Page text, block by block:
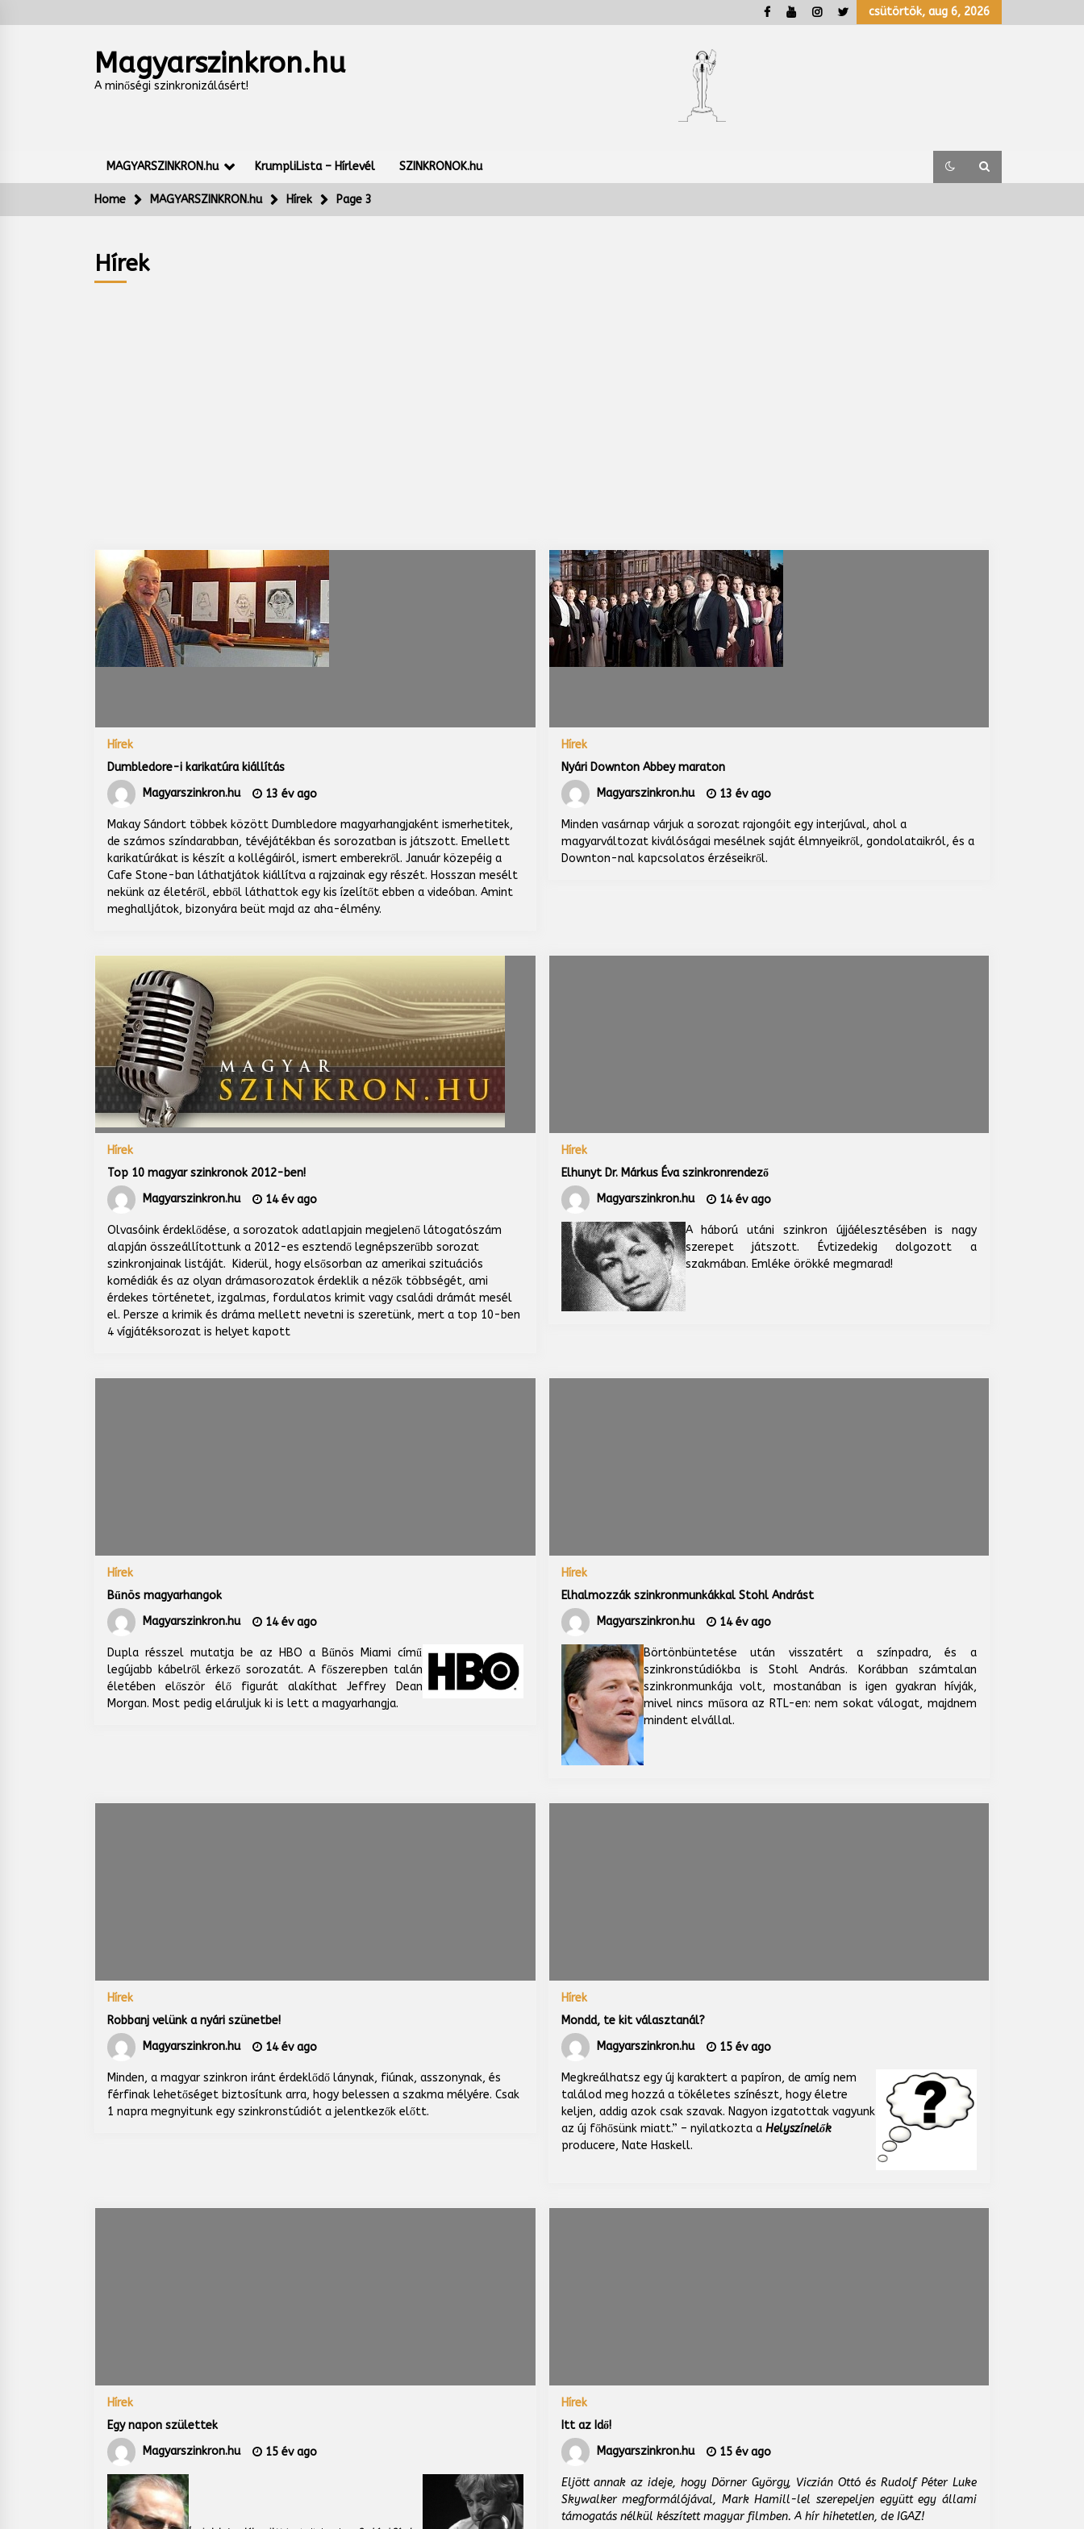
to
csütörtök, aug 6, 2026
Magyarszinkron.hu
A minőségi szinkronizálásért!
MAGYARSZINKRON.hu KrumpliLista – Hírlevél SZINKRONOK.hu
Home MAGYARSZINKRON.hu Hírek Page 3
Hírek
Hírek
Dumbledore-i karikatúra kiállítás
Magyarszinkron.hu
13 év ago
Makay Sándort többek között Dumbledore magyarhangjaként ismerhetitek,
de számos színdarabban, tévéjátékban és sorozatban is játszott. Emellett
karikatúrákat is készít a kollégáiról, ismert emberekről. Január közepéig a
Cafe Stone-ban láthatjátok kiállítva a rajzainak egy részét. Hosszan mesélt
nekünk az életéről, ebből láthattok egy kis ízelítőt ebben a videóban. Amint
meghalljátok, bizonyára beüt majd az aha-élmény.
Hírek
Nyári Downton Abbey maraton
Magyarszinkron.hu
13 év ago
Minden vasárnap várjuk a sorozat rajongóit egy interjúval, ahol a
magyarváltozat kiválóságai mesélnek saját élmnyeikről, gondolataikról, és a
Downton-nal kapcsolatos érzéseikről.
Hírek
Top 10 magyar szinkronok 2012-ben!
Magyarszinkron.hu
14 év ago
Olvasóink érdeklődése, a sorozatok adatlapjain megjelenő látogatószám
alapján összeállítottunk a 2012-es esztendő legnépszerűbb sorozat
szinkronjainak listáját. Kiderül, hogy elsősorban az amerikai szituációs
komédiák és az olyan drámasorozatok érdeklik a nézők többségét, ami
érdekes történetet, izgalmas, fordulatos krimit vagy családi drámát mesél
el. Persze a krimik és dráma mellett nevetni is szeretünk, mert a top 10-ben
4 vígjátéksorozat is helyet kapott
Hírek
Elhunyt Dr. Márkus Éva szinkronrendező
Magyarszinkron.hu
14 év ago
A háború utáni szinkron újjáélesztésében is nagy
szerepet játszott. Évtizedekig dolgozott a
szakmában. Emléke örökké megmarad!
Hírek
Bűnös magyarhangok
Magyarszinkron.hu
14 év ago
Dupla résszel mutatja be az HBO a Bűnös Miami című
legújabb kábelről érkező sorozatát. A főszerepben talán
életében először élő figurát alakíthat Jeffrey Dean
Morgan. Most pedig eláruljuk ki is lett a magyarhangja.
Hírek
Elhalmozzák szinkronmunkákkal Stohl Andrást
Magyarszinkron.hu
14 év ago
Börtönbüntetése után visszatért a színpadra, és a
szinkronstúdiókba is Stohl András. Korábban számtalan
szinkronmunkája volt, mostanában is igen gyakran hívják,
mivel nincs műsora az RTL-en: nem sokat válogat, majdnem
mindent elvállal.
Hírek
Robbanj velünk a nyári szünetbe!
Magyarszinkron.hu
14 év ago
Minden, a magyar szinkron iránt érdeklődő lánynak, fiúnak, asszonynak, és
férfinak lehetőséget biztosítunk arra, hogy belessen a szakma mélyére. Csak
1 napra megnyitunk egy szinkronstúdiót a jelentkezők előtt.
Hírek
Mondd, te kit választanál?
Magyarszinkron.hu
15 év ago
Megkreálhatsz egy új karaktert a papíron, de amíg nem
találod meg hozzá a tökéletes színészt, hogy életre
keljen, addig azok csak szavak. Nagyon izgatottak vagyunk
az új főhősünk miatt.” – nyilatkozta a Helyszínelők
producere, Nate Haskell.
Hírek
Egy napon születtek
Magyarszinkron.hu
15 év ago
Hírek
Itt az Idő!
Magyarszinkron.hu
15 év ago
Eljött annak az ideje, hogy Dörner György, Viczián Ottó és Rudolf Péter Luke
Skywalker megformálójával, Mark Hamill-lel szerepeljen együtt egy állami
támogatás nélkül készített magyar filmben. A hír hihetetlen, de IGAZ!